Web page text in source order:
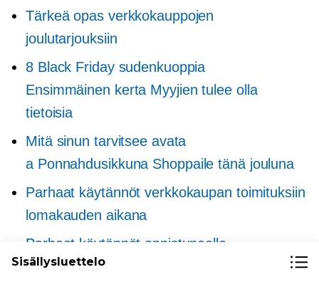
Tärkeä opas verkkokauppojen
joulutarjouksiin
8 Black Friday sudenkuoppia
Ensimmäinen kerta Myyjien tulee olla
tietoisia
Mitä sinun tarvitsee avata
a Ponnahdusikkuna Shoppaile tänä jouluna
Parhaat käytännöt verkkokaupan toimituksiin
lomakauden aikana
Parhaat käytännöt onnistuneelle
lomakaudelle: 5 tekemättä ja kieltämättä
Sisällysluettelo